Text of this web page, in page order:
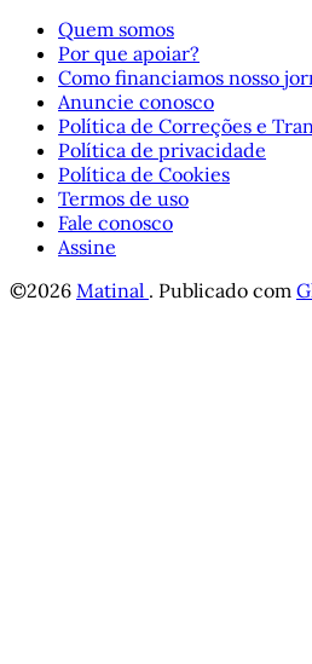
Quem somos
Por que apoiar?
Como financiamos nosso
Anuncie conosco
Política de Correções e
Política de privacidade
Política de Cookies
Termos de uso
Fale conosco
Assine
©2026 Matinal . Publicado com